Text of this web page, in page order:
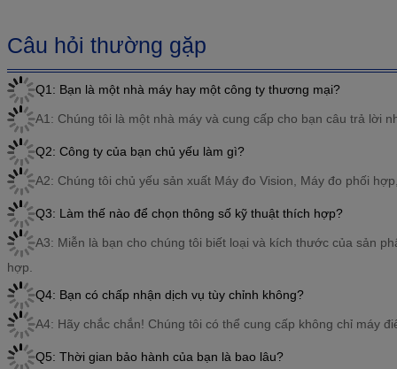
Câu hỏi thường gặp
Q1: Bạn là một nhà máy hay một công ty thương mại?
A1: Chúng tôi là một nhà máy và cung cấp cho bạn câu trả lời
Q2: Công ty của bạn chủ yếu làm gì?
A2: Chúng tôi chủ yếu sản xuất Máy đo Vision, Máy đo phối
Q3: Làm thế nào để chọn thông số kỹ thuật thích hợp?
A3: Miễn là bạn cho chúng tôi biết loại và kích thước của sản
hợp.
Q4: Bạn có chấp nhận dịch vụ tùy chỉnh không?
A4: Hãy chắc chắn! Chúng tôi có thể cung cấp không chỉ máy
Q5: Thời gian bảo hành của bạn là bao lâu?